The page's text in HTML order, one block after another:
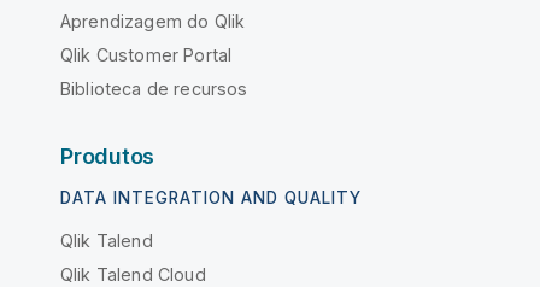
Aprendizagem do Qlik
Qlik Customer Portal
Biblioteca de recursos
Produtos
DATA INTEGRATION AND QUALITY
Qlik Talend
Qlik Talend Cloud